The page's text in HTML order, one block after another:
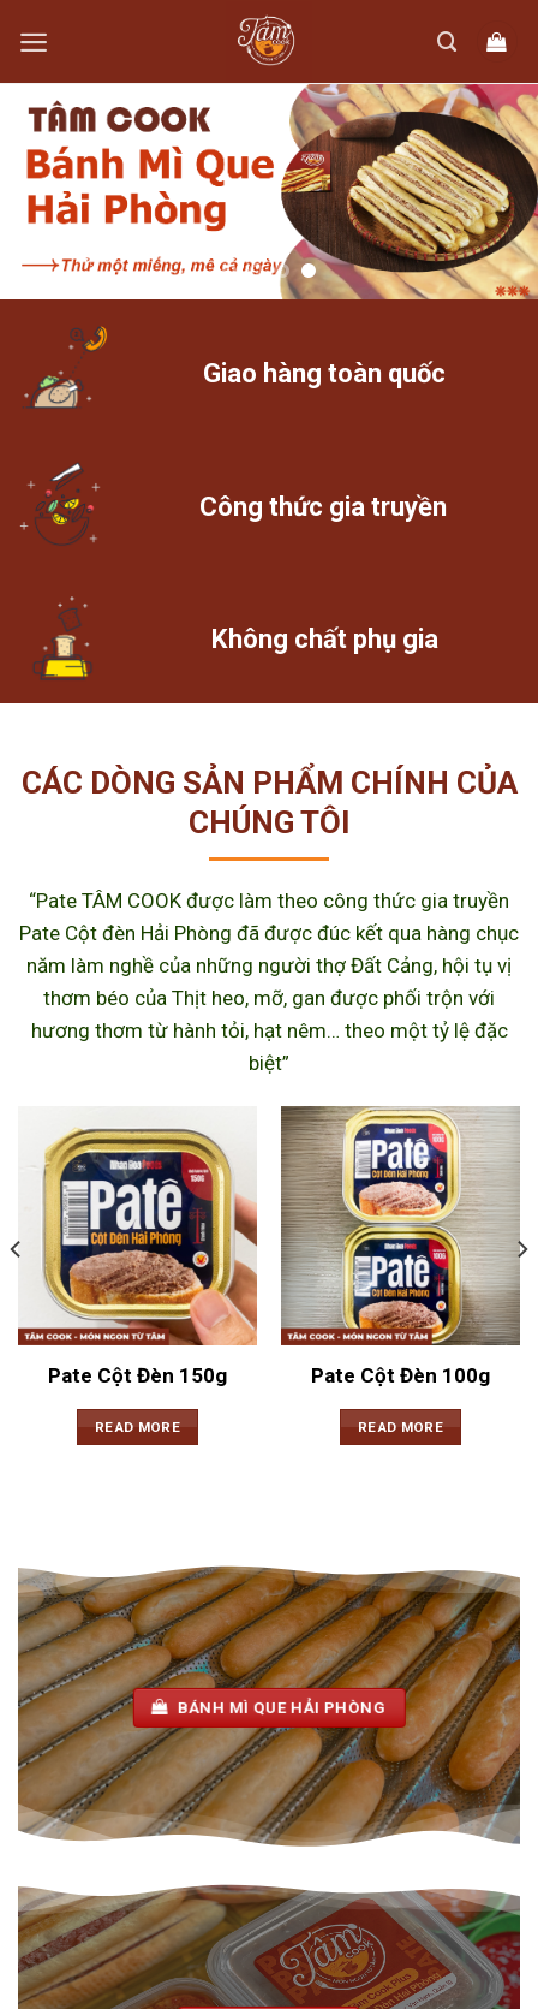
content
Giao hàng toàn quốc
Công thức gia truyền
Không chất phụ gia
CÁC DÒNG SẢN PHẨM CHÍNH CỦA
CHÚNG TÔI
“Pate TÂM COOK được làm theo công thức gia truyền
Pate Cột đèn Hải Phòng đã được đúc kết qua hàng chục
năm làm nghề của những người thợ Đất Cảng, hội tụ vị
thơm béo của Thịt heo, mỡ, gan được phối trộn với
hương thơm từ hành tỏi, hạt nêm… theo một tỷ lệ đặc
biệt”
Pate Cột Đèn 150g
READ MORE
Pate Cột Đèn 100g
READ MORE
BÁNH MÌ QUE HẢI PHÒNG